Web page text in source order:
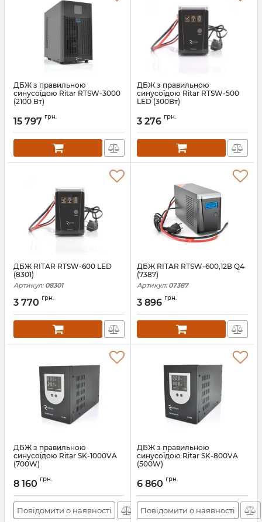
ДБЖ з правильною
синусоїдою Ritar RTSW-3000
(2100 Вт)
15 797 грн.
ДБЖ з правильною
синусоїдою Ritar RTSW-500
LED (300Вт)
3 276 грн.
ДБЖ RITAR RTSW-600 LED
(8301)
Артикул: 08301
3 770 грн.
ДБЖ RITAR RTSW-600,12В Q4
(7387)
Артикул: 07387
3 896 грн.
ДБЖ з правильною
синусоїдою Ritar SK-1000VA
(700W)
8 160 грн.
Повідомити о наявності
ДБЖ з правильною
синусоїдою Ritar SK-800VA
(500W)
6 860 грн.
Повідомити о наявності